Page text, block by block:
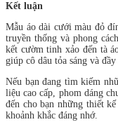
Kết luận
Mẫu áo dài cưới màu đỏ
truyền thống và phong
kết cườm tinh xảo đến tà
giúp cô dâu tỏa sáng và
Nếu bạn đang tìm kiếm
liệu cao cấp, phom dáng
đến cho bạn những thiết
khoảnh khắc đáng nhớ.